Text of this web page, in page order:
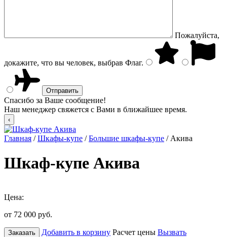
Пожалуйста,
докажите, что вы человек, выбрав Флаг.
Спасибо за Ваше сообщение!
Наш менеджер свяжется с Вами в ближайшее время.
Главная /Шкафы-купе /Большие шкафы-купе / Акива
Шкаф-купе Акива
Цена:
от 72 000 руб.
Заказать Добавить в корзину Расчет цены Вызвать